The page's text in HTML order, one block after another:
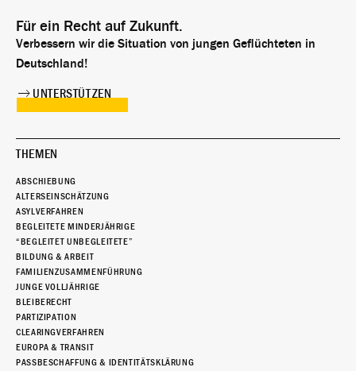
Für ein Recht auf Zukunft.
Verbessern wir die Situation von jungen Geflüchteten in
Deutschland!
UNTERSTÜTZEN
THEMEN
ABSCHIEBUNG
ALTERSEINSCHÄTZUNG
ASYLVERFAHREN
BEGLEITETE MINDERJÄHRIGE
“BEGLEITET UNBEGLEITETE”
BILDUNG & ARBEIT
FAMILIENZUSAMMENFÜHRUNG
JUNGE VOLLJÄHRIGE
BLEIBERECHT
PARTIZIPATION
CLEARINGVERFAHREN
EUROPA & TRANSIT
PASSBESCHAFFUNG & IDENTITÄTSKLÄRUNG